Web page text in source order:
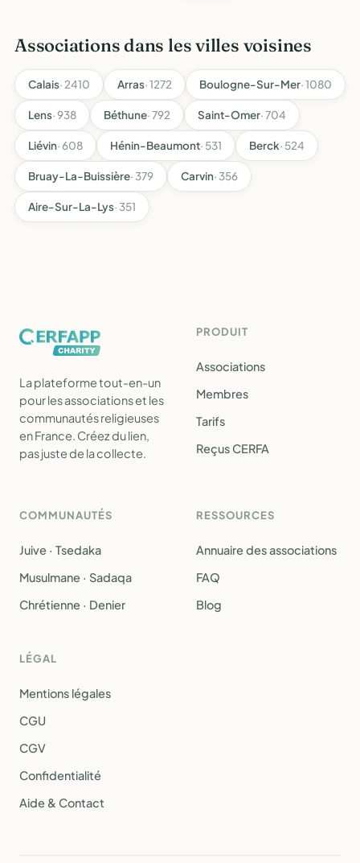
Associations dans les villes voisines
Calais· 2410 Arras· 1272 Boulogne-Sur-Mer· 1080
Lens· 938 Béthune· 792 Saint-Omer· 704
Liévin· 608 Hénin-Beaumont· 531 Berck· 524
Bruay-La-Buissière· 379 Carvin· 356
Aire-Sur-La-Lys· 351
La plateforme tout-en-un
pour les associations et les
communautés religieuses
en France. Créez du lien,
pas juste de la collecte.
PRODUIT
Associations
Membres
Tarifs
Reçus CERFA
COMMUNAUTÉS
Juive · Tsedaka
Musulmane · Sadaqa
Chrétienne · Denier
RESSOURCES
Annuaire des associations
FAQ
Blog
LÉGAL
Mentions légales
CGU
CGV
Confidentialité
Aide & Contact